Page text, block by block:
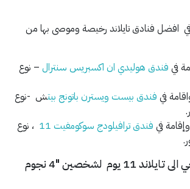
في افضل فنادق تايلاند رخيصة وموصى بها من
في فندق هوليدي ان اكسبريس سنترال – نوع
في فندق بيست ويسترن باتونج بيتش -نوع
في فندق ترافيلودج سوكومفيت 11
، نوع
تكلفة برنامج سياحي الى تايلاند 11 يوم لشخصين "4 نجوم